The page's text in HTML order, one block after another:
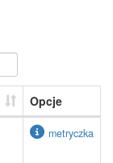
Opcje
metryczka